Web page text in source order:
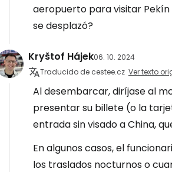
aeropuerto para visitar Pekín
se desplazó?
Kryštof Hájek06. 10. 2024
Traducido de cestee.cz Ver texto
Al desembarcar, diríjase al
presentar su billete (o la
entrada sin visado a China,
En algunos casos, el
los traslados nocturnos o